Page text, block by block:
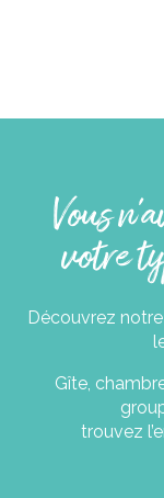
Vous
votre
Découvrez
Gîte,
trouvez
tous les